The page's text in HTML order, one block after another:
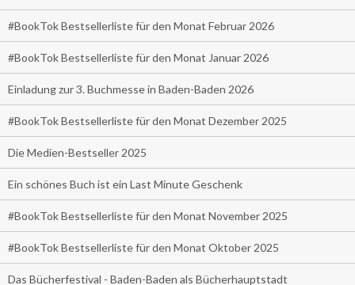
#BookTok Bestsellerliste für den Monat Februar 2026
#BookTok Bestsellerliste für den Monat Januar 2026
Einladung zur 3. Buchmesse in Baden-Baden 2026
#BookTok Bestsellerliste für den Monat Dezember 2025
Die Medien-Bestseller 2025
Ein schönes Buch ist ein Last Minute Geschenk
#BookTok Bestsellerliste für den Monat November 2025
#BookTok Bestsellerliste für den Monat Oktober 2025
Das Bücherfestival - Baden-Baden als Bücherhauptstadt